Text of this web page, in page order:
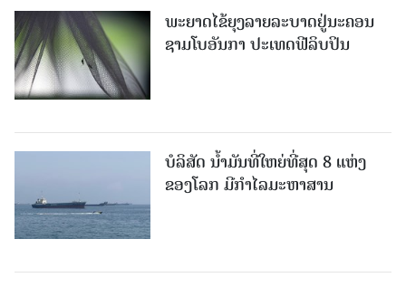
ພະຍາດໄຂ້ຍຸງລາຍລະບາດຢູ່ນະຄອນ
ຊາມໂບ​ອັນກາ ປະເທດຟີລິບປິນ
ບໍລິສັດ ນ້ຳມັນທີ່ໃຫຍ່ທີ່ສຸດ 8 ແຫ່ງ
ຂອງໂລກ ມີກຳໄລມະຫາສານ